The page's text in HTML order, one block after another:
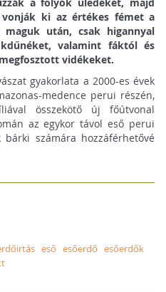
a folyók üledékét, majd
vonják ki az értékes fémet a
után, csak higannyal
valamint fáktól és
vidékeket.
gyakorlata a 2000-es évek
medence perui részén,
összekötő új főútvonal
az egykor távol eső perui
számára hozzáférhetővé
eső esőerdő esőerdők